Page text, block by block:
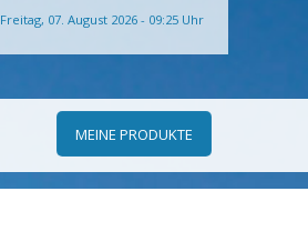
Freitag, 07. August 2026 - 09:25 Uhr
MEINE PRODUKTE